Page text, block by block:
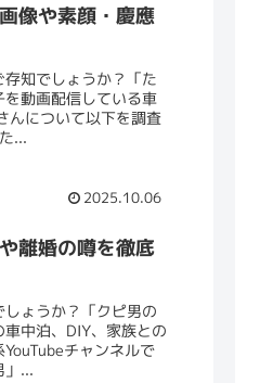
像や素顔・慶應
知でしょうか？「た
動画配信している車
んについて以下を調査
...
2025.10.06
離婚の噂を徹底
ょうか？「クピ男の
中泊、DIY、家族との
チャンネルで
」...